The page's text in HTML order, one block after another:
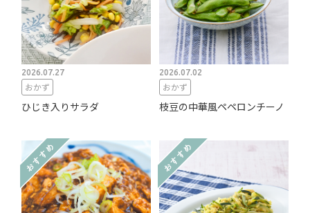
2026.07.27
おかず
ひじき入りサラダ
2026.07.02
おかず
枝豆の中華風ペペロンチーノ